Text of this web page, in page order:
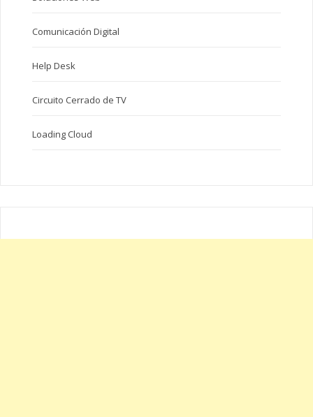
Comunicación Digital
Help Desk
Circuito Cerrado de TV
Loading Cloud